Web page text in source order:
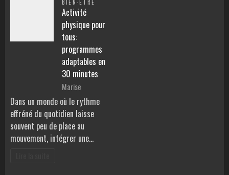
BIEN-ÊTRE
Activité
physique pour
tous:
programmes
adaptables en
30 minutes
Marise
Dans un monde où le rythme
effréné du quotidien laisse
souvent peu de place au
mouvement, intégrer une…